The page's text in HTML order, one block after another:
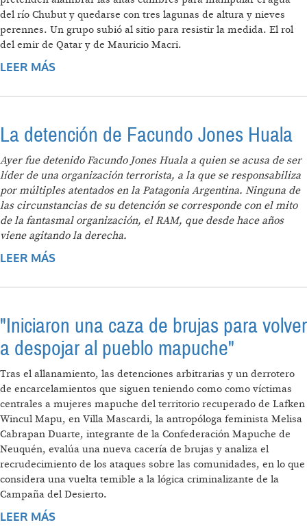
del río Chubut y quedarse con tres lagunas de altura y nieves
perennes. Un grupo subió al sitio para resistir la medida. El rol
del emir de Qatar y de Mauricio Macri.
LEER MÁS
BUSCAN APROPIARSE DE LAS NACIENTES
La detención de Facundo Jones Huala
Ayer fue detenido Facundo Jones Huala a quien se acusa de ser
líder de una organización terrorista, a la que se responsabiliza
por múltiples atentados en la Patagonia Argentina. Ninguna de
las circunstancias de su detención se corresponde con el mito
de la fantasmal organización, el RAM, que desde hace años
viene agitando la derecha.
LEER MÁS
"Iniciaron una caza de brujas para volver
a despojar al pueblo mapuche"
Tras el allanamiento, las detenciones arbitrarias y un derrotero
de encarcelamientos que siguen teniendo como como víctimas
centrales a mujeres mapuche del territorio recuperado de Lafken
Wincul Mapu, en Villa Mascardi, la antropóloga feminista Melisa
Cabrapan Duarte, integrante de la Confederación Mapuche de
Neuquén, evalúa una nueva cacería de brujas y analiza el
recrudecimiento de los ataques sobre las comunidades, en lo que
considera una vuelta temible a la lógica criminalizante de la
Campaña del Desierto.
LEER MÁS